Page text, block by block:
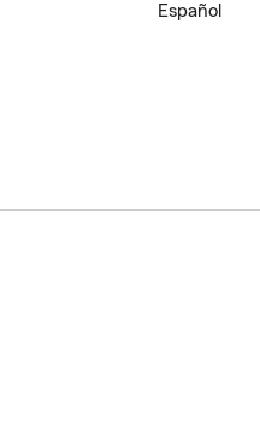
Español